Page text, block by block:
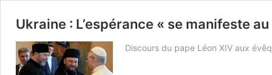
Ukraine : L’espérance « se manifeste
Discours du pape Léon XIV aux